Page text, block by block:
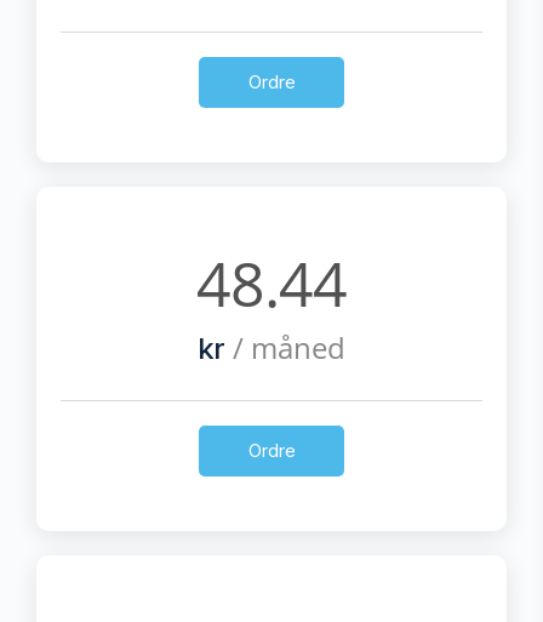
Ordre
48.44
kr / måned
Ordre